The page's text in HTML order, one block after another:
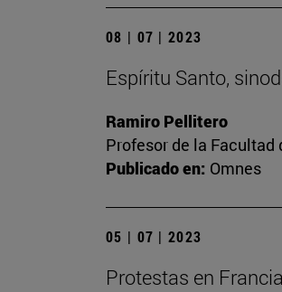
08 | 07 | 2023
Espíritu Santo,
Ramiro Pellitero
Profesor de la Facultad
Publicado en: Omnes
05 | 07 | 2023
Protestas en